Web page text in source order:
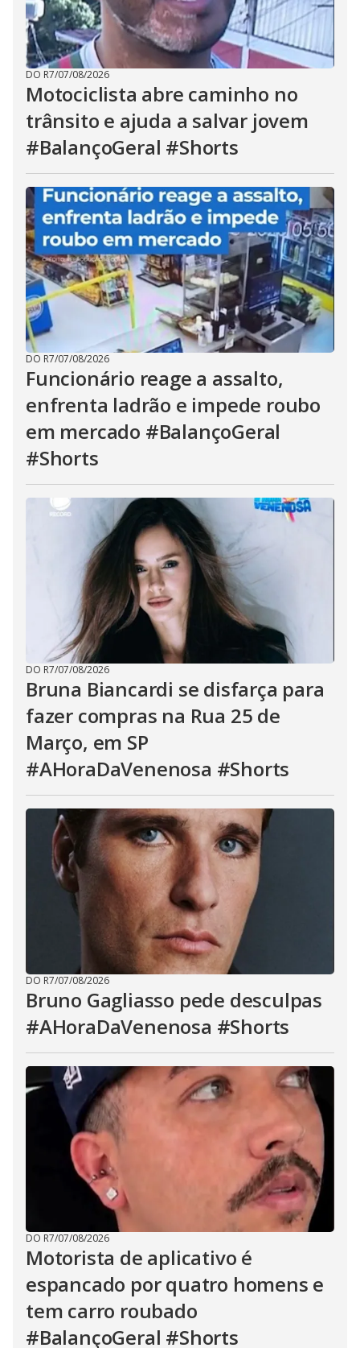
DO R7/07/08/2026
Motociclista abre caminho no
trânsito e ajuda a salvar jovem
#BalançoGeral #Shorts
DO R7/07/08/2026
Funcionário reage a assalto,
enfrenta ladrão e impede roubo
em mercado #BalançoGeral
#Shorts
DO R7/07/08/2026
Bruna Biancardi se disfarça para
fazer compras na Rua 25 de
Março, em SP
#AHoraDaVenenosa #Shorts
DO R7/07/08/2026
Bruno Gagliasso pede desculpas
#AHoraDaVenenosa #Shorts
DO R7/07/08/2026
Motorista de aplicativo é
espancado por quatro homens e
tem carro roubado
#BalançoGeral #Shorts